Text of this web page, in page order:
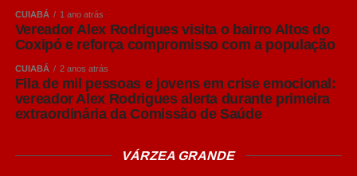
enfrentam limitações estruturais e altos custos para
adequações completas, Amaral destacou que é possível
adotar medidas de manejo capazes de reduzir
significativamente os riscos sanitários.
Entre elas está a produção em lotes, organizando grupos
durante cada fase produtiva, respeitando o sistema “todos
CUIABÁ 1 ano atrás
Vereador Alex Rodrigues visita o bairro Altos do
Coxipó e reforça compromisso com a população
CUIABÁ 2 anos atrás
Fila de mil pessoas e jovens em crise emocional:
vereador Alex Rodrigues alerta durante primeira
extraordinária da Comissão de Saúde
VÁRZEA GRANDE